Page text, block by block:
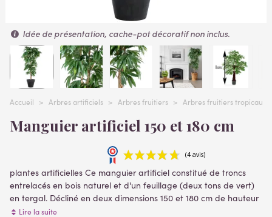
Idée de présentation, cache-pot décoratif non inclus.
Accueil > Arbres artificiels > Arbres fruitiers > Arbres fruitiers tropicaux
Manguier artificiel 150 et 180 cm
plantes artificielles Ce manguier artificiel constitué de troncs
entrelacés en bois naturel et d'un feuillage (deux tons de vert)
en tergal. Décliné en deux dimensions 150 et 180 cm de hauteur
pour une envergure de 70 et 80 cm. livré dans un support
Lire la suite